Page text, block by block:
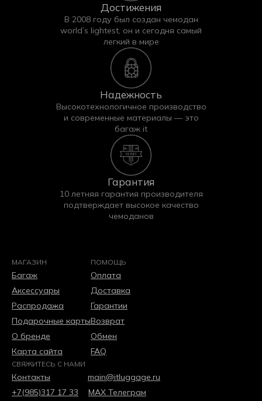
Покупайте чехлы iTCOVERS — мы гарантируем
быструю доставку и высокое качество каждого
Достижения
В 2008 году был создан чемодан
world’s lightest, он и сегодня самый
легкий в мире
Надежность
Высокотехнологичное производство
и современные материалы — это
багаж it
Гарантия
10 летняя гарантия производителя
подтверждает высокое качество
чемоданов
МАГАЗИН
Багаж
Аксессуары
Распродажа
Подарочные карты
О бренде
Карта сайта
ПОМОЩЬ
Оплата
Доставка
Гарантии
Возврат
Обмен
FAQ
СВЯЖИТЕСЬ С НАМИ
Контакты
main@itluggage.ru
+7(985)317 17 33
МАХ Телеграм